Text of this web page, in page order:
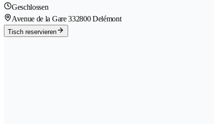
Geschlossen
Avenue de la Gare 332800 Delémont
Tisch reservieren